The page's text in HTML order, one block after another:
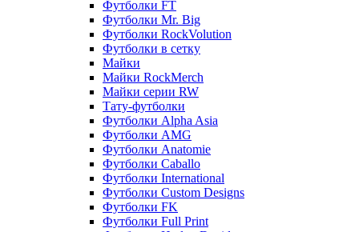
Футболки FT
Футболки Mr. Big
Футболки RockVolution
Футболки в сетку
Майки
Майки RockMerch
Майки серии RW
Тату-футболки
Футболки Alpha Asia
Футболки AMG
Футболки Anatomie
Футболки Caballo
Футболки International
Футболки Custom Designs
Футболки FK
Футболки Full Print